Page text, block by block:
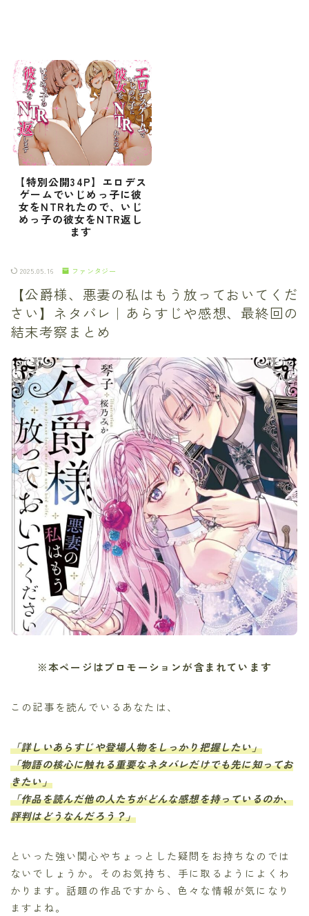
【特別公開34P】エロデス
ゲームでいじめっ子に彼
女をNTRれたので、いじ
めっ子の彼女をNTR返し
ます
2025.05.16 ファンタジー
【公爵様、悪妻の私はもう放っておいてくだ
さい】ネタバレ｜あらすじや感想、最終回の
結末考察まとめ
※本ページはプロモーションが含まれています
この記事を読んでいるあなたは、
「詳しいあらすじや登場人物をしっかり把握したい」
「物語の核心に触れる重要なネタバレだけでも先に知ってお
きたい」
「作品を読んだ他の人たちがどんな感想を持っているのか、
評判はどうなんだろう？」
といった強い関心やちょっとした疑問をお持ちなのでは
ないでしょうか。そのお気持ち、手に取るようによくわ
かります。話題の作品ですから、色々な情報が気になり
ますよね。